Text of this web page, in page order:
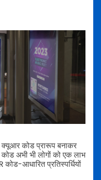
कोड प्रारूप बनाकर
अभी भी लोगों को एक लाभ
आधारित प्रतिस्पर्धियों